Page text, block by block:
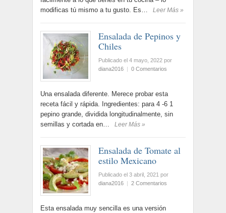
modificas tú mismo a tu gusto. Es…
Leer Más »
Ensalada de Pepinos y
Chiles
Publicado el 4 mayo, 2022 por
diana2016 | 0 Comentarios
Una ensalada diferente. Merece probar esta
receta fácil y rápida. Ingredientes: para 4 -6 1
pepino grande, dividida longitudinalmente, sin
semillas y cortada en…
Leer Más »
Ensalada de Tomate al
estilo Mexicano
Publicado el 3 abril, 2021 por
diana2016 | 2 Comentarios
Esta ensalada muy sencilla es una versión